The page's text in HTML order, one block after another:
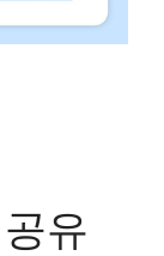
유